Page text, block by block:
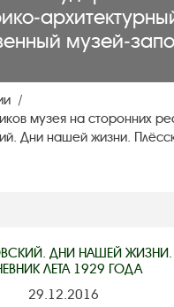
музея на сторонних
Дни нашей жизни.
ДНИ НАШЕЙ
ЛЕТА 1929 ГОДА
29.12.2016